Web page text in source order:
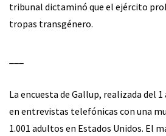
tribunal dictaminó que el ejército
tropas transgénero.
La encuesta de Gallup, realizada del 1
en entrevistas telefónicas con una
1.001 adultos en Estados Unidos. El